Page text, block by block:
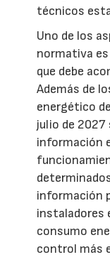
técnicos
Uno de los
normativa
que debe
Además de
energético
julio de
información
información
instaladores
consumo
control más